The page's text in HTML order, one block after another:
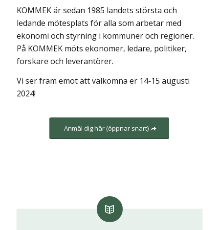
KOMMEK är sedan 1985 landets största och
ledande mötesplats för alla som arbetar med
ekonomi och styrning i kommuner och regioner.
På KOMMEK möts ekonomer, ledare, politiker,
forskare och leverantörer.
Vi ser fram emot att välkomna er 14-15 augusti
2024!
Anmäl dig här (öppnar snart)